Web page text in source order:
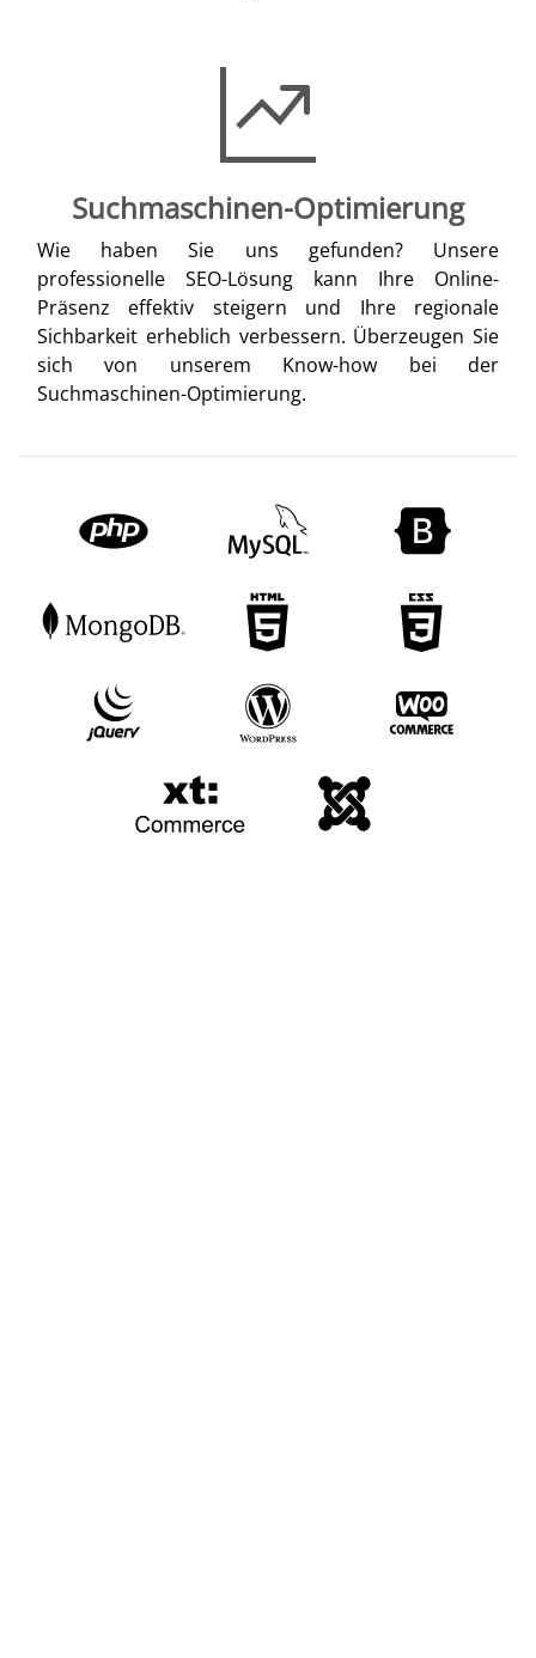
Suchmaschinen-Optimierung
Wie haben Sie uns gefunden? Unsere
professionelle SEO-Lösung kann Ihre Online-
Präsenz effektiv steigern und Ihre regionale
Sichbarkeit erheblich verbessern. Überzeugen Sie
sich von unserem Know-how bei der
Suchmaschinen-Optimierung.